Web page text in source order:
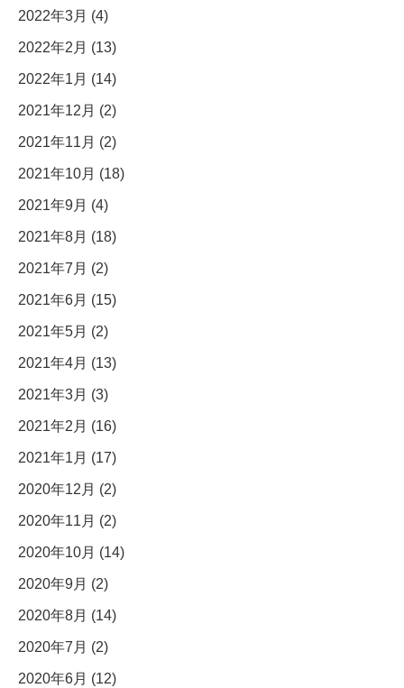
2022年3月 (4)
2022年2月 (13)
2022年1月 (14)
2021年12月 (2)
2021年11月 (2)
2021年10月 (18)
2021年9月 (4)
2021年8月 (18)
2021年7月 (2)
2021年6月 (15)
2021年5月 (2)
2021年4月 (13)
2021年3月 (3)
2021年2月 (16)
2021年1月 (17)
2020年12月 (2)
2020年11月 (2)
2020年10月 (14)
2020年9月 (2)
2020年8月 (14)
2020年7月 (2)
2020年6月 (12)